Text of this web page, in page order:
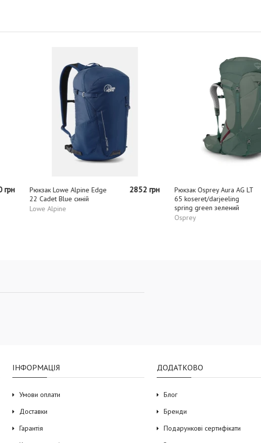
Рюкзак Lowe Alpine Edge
22 Cadet Blue синій
Lowe Alpine
2852 грн
Рюкзак Osprey Aura AG LT
65 koseret/darjeeling
spring green зелений
Osprey
ІНФОРМАЦІЯ
Умови оплати
Доставки
Гарантія
ДОДАТКОВО
Блог
Бренди
Подарункові сертифікати